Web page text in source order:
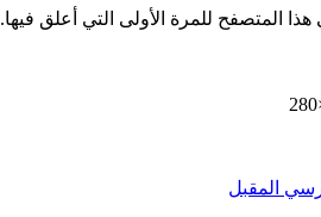
المتصفح للمرة الأولى التي أعلق فيها.
المقبل